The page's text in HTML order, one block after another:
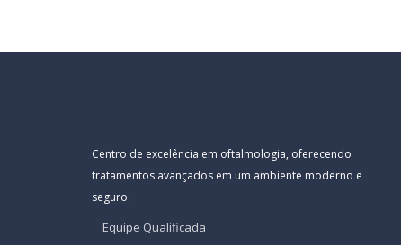
Centro de excelência em oftalmologia, oferecendo
tratamentos avançados em um ambiente moderno e
seguro.
Equipe Qualificada